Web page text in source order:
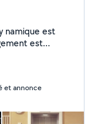
namique est
est
et annonce